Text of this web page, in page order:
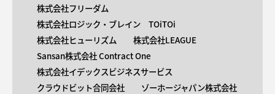
株式会社フリーダム
株式会社ロジック・ブレイン TOiTOi
株式会社ヒューリズム
株式会社LEAGUE
Sansan株式会社 Contract One
株式会社イデックスビジネスサービス
クラウドビット合同会社
ゾーホージャパン株式会社